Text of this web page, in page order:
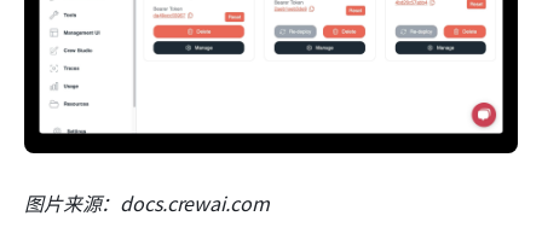
图片来源：docs.crewai.com